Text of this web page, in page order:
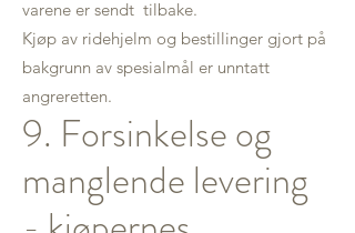
varene er sendt tilbake.
Kjøp av ridehjelm og bestillinger gjort på
bakgrunn av spesialmål er unntatt
angreretten.
9. Forsinkelse og
manglende levering